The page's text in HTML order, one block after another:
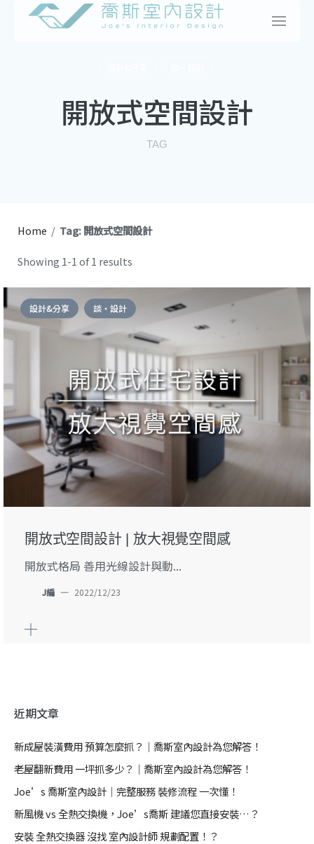
開放式空間設計
TAG
Home / Tag: 開放式空間設計
Showing 1-1 of 1 results
設計&分享 談・設計
開放式空間設計 | 放大視覺空間感
開放式格局 善用光線設計與動...
J編 — 2022/12/23
近期文章
新成屋裝潢費用 預算怎麼抓？｜喬斯室內設計為您解答！
老屋翻新費用 一坪抓多少？｜喬斯室內設計為您解答！
Joe’s 喬斯室內設計｜完整服務 裝修流程 一次懂！
新風機 vs 全熱交換機，Joe’s喬斯 建議您直接安裝…？
安裝 全熱交換器 沒找 室內設計師 規劃配置！？